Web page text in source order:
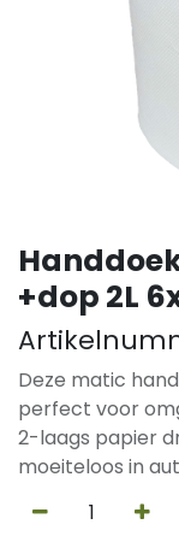
+dop 2L
Deze matic
perfect voor
2-laags papier
moeiteloos in